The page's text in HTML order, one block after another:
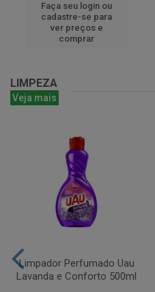
Faça seu login ou
cadastre-se para
ver preços e
comprar
LIMPEZA
Veja mais
Limpador Perfumado Uau
Lavanda e Conforto 500ml